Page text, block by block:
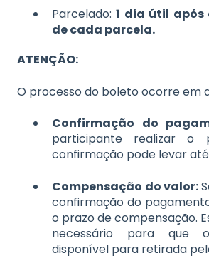
Parcelado:1 dia útil
de cada parcela.
ATENÇÃO:
O processo do boleto ocorre em
Confirmação do
participante realizar o
confirmação pode levar até
Compensação do valor:
confirmação do
o prazo de compensação.
necessário para que
disponível para retirada